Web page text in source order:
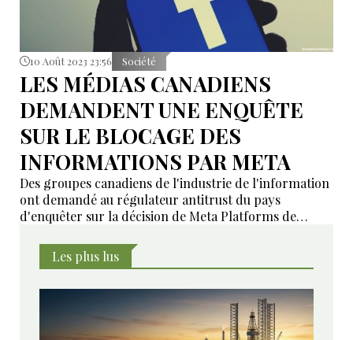
10 Août 2023 23:56 Société
LES MÉDIAS CANADIENS
DEMANDENT UNE ENQUÊTE
SUR LE BLOCAGE DES
INFORMATIONS PAR META
Des groupes canadiens de l'industrie de l'information
ont demandé au régulateur antitrust du pays
d'enquêter sur la décision de Meta Platforms de
pays, accusant la société mère de Facebook d'abuser
de sa position dominante.
Les plus lus